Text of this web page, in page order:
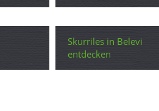
Skurriles in Belevi
entdecken